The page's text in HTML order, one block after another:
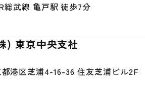
総武線 亀戸駅 徒歩7分
) 東京中央支社
港区芝浦4-16-36 住友芝浦ビル2F